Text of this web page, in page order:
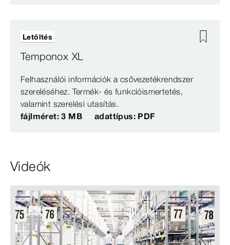
Temponox XL
Felhasználói információk a csővezetékrendszer
szereléséhez. Termék- és funkcióismertetés,
valamint szerelési utasítás.
fájlméret: 3 MB
adattípus: PDF
Letöltés
Videók